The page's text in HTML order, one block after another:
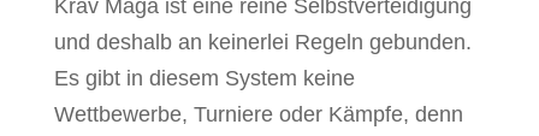
Krav Maga ist eine reine Selbstverteidigung
und deshalb an keinerlei Regeln gebunden.
Es gibt in diesem System keine
Wettbewerbe, Turniere oder Kämpfe, denn